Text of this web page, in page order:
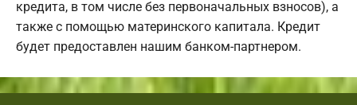
кредита, в том числе без первоначальных взносов), а
также с помощью материнского капитала. Кредит
будет предоставлен нашим банком-партнером.